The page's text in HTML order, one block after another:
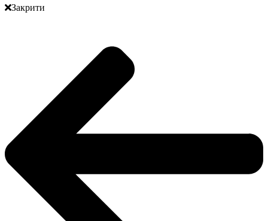
Закрити